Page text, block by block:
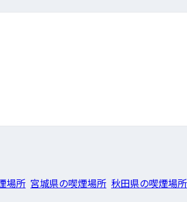
場所 宮城県の喫煙場所 秋田県の喫煙場所